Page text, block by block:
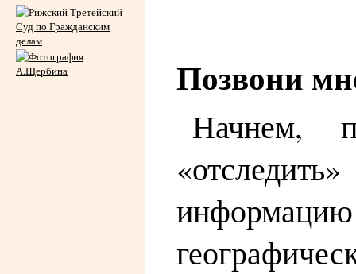
Позвони
Начнем,